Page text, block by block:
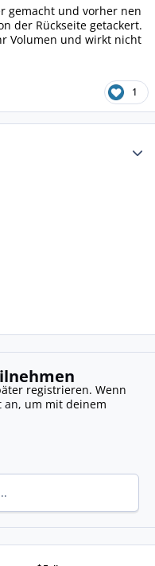
gemacht und vorher nen
der Rückseite getackert.
Volumen und wirkt nicht
1
registrieren. Wenn
an, um mit deinem